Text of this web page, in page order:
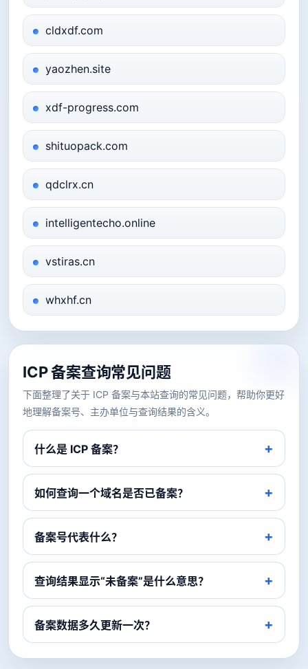
cldxdf.com
yaozhen.site
xdf-progress.com
shituopack.com
qdclrx.cn
intelligentecho.online
vstiras.cn
whxhf.cn
ICP 备案查询常见问题
下面整理了关于 ICP 备案与本站查询的常见问题，帮助你更好
地理解备案号、主办单位与查询结果的含义。
什么是 ICP 备案？
如何查询一个域名是否已备案？
备案号代表什么？
查询结果显示“未备案”是什么意思？
备案数据多久更新一次？